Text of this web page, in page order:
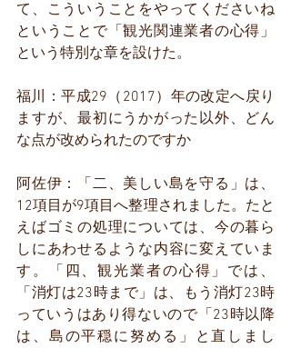
て、こういうことをやってくださいね
ということで「観光関連業者の心得」
という特別な章を設けた。
福川：平成29（2017）年の改定へ戻り
ますが、最初にうかがった以外、どん
な点が改められたのですか
阿佐伊：「二、美しい島を守る」は、
12項目が9項目へ整理されました。たと
えばゴミの処理については、今の暮ら
しにあわせるような内容に変えていま
す。「四、観光業者の心得」では、
「消灯は23時まで」は、もう消灯23時
っていうはあり得ないので「23時以降
は、島の平穏に努める」と直しまし